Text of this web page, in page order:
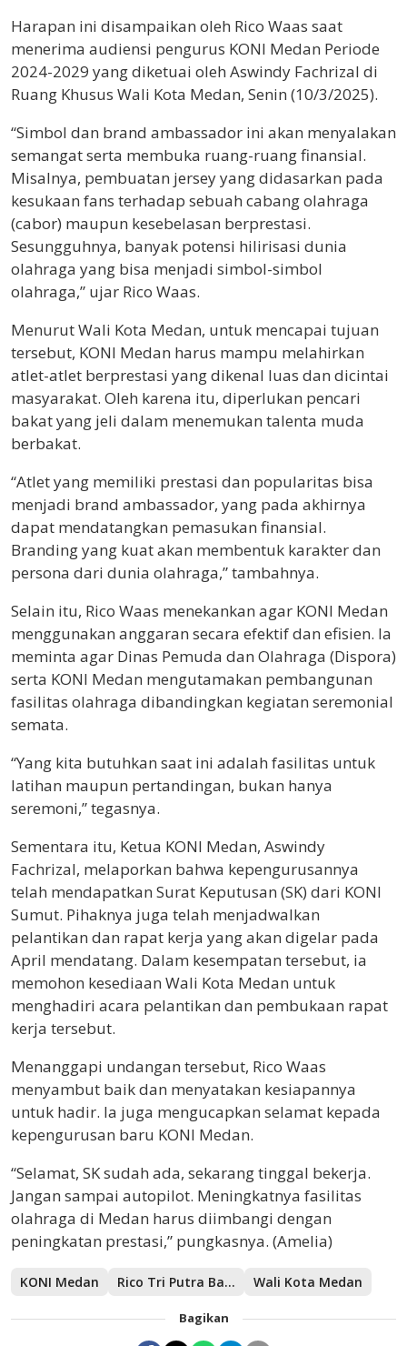
Harapan ini disampaikan oleh Rico Waas saat
menerima audiensi pengurus KONI Medan Periode
2024-2029 yang diketuai oleh Aswindy Fachrizal di
Ruang Khusus Wali Kota Medan, Senin (10/3/2025).
“Simbol dan brand ambassador ini akan menyalakan
semangat serta membuka ruang-ruang finansial.
Misalnya, pembuatan jersey yang didasarkan pada
kesukaan fans terhadap sebuah cabang olahraga
(cabor) maupun kesebelasan berprestasi.
Sesungguhnya, banyak potensi hilirisasi dunia
olahraga yang bisa menjadi simbol-simbol
olahraga,” ujar Rico Waas.
Menurut Wali Kota Medan, untuk mencapai tujuan
tersebut, KONI Medan harus mampu melahirkan
atlet-atlet berprestasi yang dikenal luas dan dicintai
masyarakat. Oleh karena itu, diperlukan pencari
bakat yang jeli dalam menemukan talenta muda
berbakat.
“Atlet yang memiliki prestasi dan popularitas bisa
menjadi brand ambassador, yang pada akhirnya
dapat mendatangkan pemasukan finansial.
Branding yang kuat akan membentuk karakter dan
persona dari dunia olahraga,” tambahnya.
Selain itu, Rico Waas menekankan agar KONI Medan
menggunakan anggaran secara efektif dan efisien. Ia
meminta agar Dinas Pemuda dan Olahraga (Dispora)
serta KONI Medan mengutamakan pembangunan
fasilitas olahraga dibandingkan kegiatan seremonial
semata.
“Yang kita butuhkan saat ini adalah fasilitas untuk
latihan maupun pertandingan, bukan hanya
seremoni,” tegasnya.
Sementara itu, Ketua KONI Medan, Aswindy
Fachrizal, melaporkan bahwa kepengurusannya
telah mendapatkan Surat Keputusan (SK) dari KONI
Sumut. Pihaknya juga telah menjadwalkan
pelantikan dan rapat kerja yang akan digelar pada
April mendatang. Dalam kesempatan tersebut, ia
memohon kesediaan Wali Kota Medan untuk
menghadiri acara pelantikan dan pembukaan rapat
kerja tersebut.
Menanggapi undangan tersebut, Rico Waas
menyambut baik dan menyatakan kesiapannya
untuk hadir. Ia juga mengucapkan selamat kepada
kepengurusan baru KONI Medan.
“Selamat, SK sudah ada, sekarang tinggal bekerja.
Jangan sampai autopilot. Meningkatnya fasilitas
olahraga di Medan harus diimbangi dengan
peningkatan prestasi,” pungkasnya. (Amelia)
KONI Medan Rico Tri Putra Bayu Waas Wali Kota Medan
Bagikan